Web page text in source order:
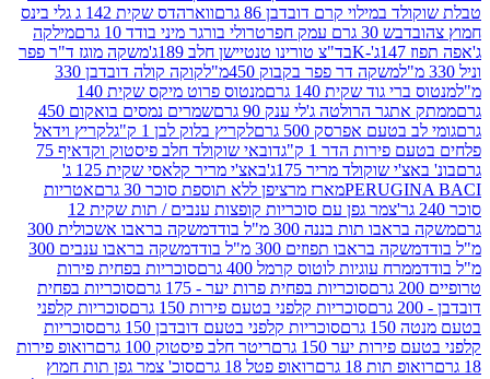
קרם דובדבן 86 גרם
ווארהדס שקית 142 ג גלי בינס
דבש 30 גרם עמק חפר
טרולי בורגר מיני בודד 10 גרם
מילקה
בד"צ טורינו טנטיישן חלב 189ג'
משקה מוגז ד"ר פפר
משקה דר פפר בקבוק 450מ"ל
קוקה קולה דובדבן 330
גוד שקית 140 גרם
מנטוס פרוט מיקס שקית 140
הרולטה ג'לי ענק 90 גרם
שמרים נמסים בואקום 450
אפרסק 500 גרם
לקריץ בלוק לבן 1 ק"ג
לקריץ וידאל
הדר 1 ק"ג
דובאי שוקולד חלב פיסטוק וקדאיף 75
שוקולד מריר 175ג'
באצ'י מריר קלאסי שקית 125 ג'
מארז מרציפן ללא תוספת סוכר 30 גרם
אטריות
צמר גפן עם סוכריות קופצות ענבים / תות שקית 12
תות בננה 300 מ"ל בודד
משקה בראבו אשכולית 300
בראבו תפוזים 300 מ"ל בודד
משקה בראבו ענבים 300
עוגיות לוטוס קרמל 400 גרם
סוכריות בפחית פירות
סוכריות בפחית פרות יער - 175 גרם
סוכריות בפחית
סוכריות קלפני בטעם פירות 150 גרם
סוכריות קלפני
סוכריות קלפני בטעם דובדבן 150 גרם
סוכריות
יער 150 גרם
ריטר חלב פיסטוק 100 גרם
רואופ פירות
תות 18 גרם
רואופ פטל 18 גרם
סוכ' צמר גפן תות חמוץ